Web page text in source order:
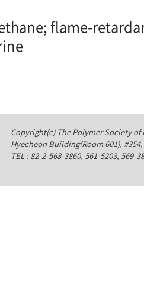
flame-
Copyright(c) The Polymer Society of
Hyecheon Building(Room 601),
TEL : 82-2-568-3860, 561-5203,